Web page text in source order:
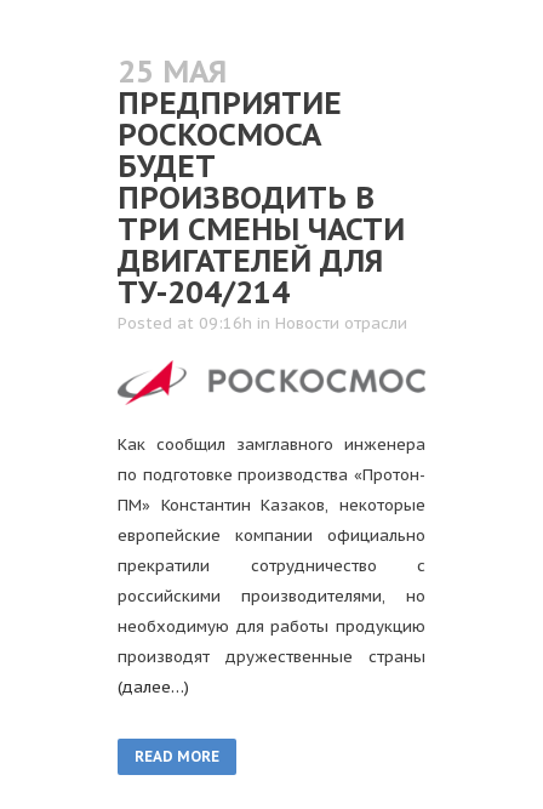
25 МАЯ
ПРЕДПРИЯТИЕ
РОСКОСМОСА
БУДЕТ
ПРОИЗВОДИТЬ В
ТРИ СМЕНЫ ЧАСТИ
ДВИГАТЕЛЕЙ ДЛЯ
ТУ-204/214
Posted at 09:16h in Новости отрасли
Как сообщил замглавного инженера
по подготовке производства «Протон-
ПМ» Константин Казаков, некоторые
европейские компании официально
прекратили сотрудничество с
российскими производителями, но
необходимую для работы продукцию
производят дружественные страны
(далее…)
READ MORE